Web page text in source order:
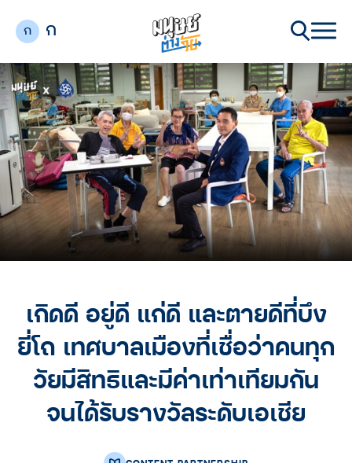
ก ก
เกิดดี อยู่ดี แก่ดี และตายดีที่บึง
ยี่โถ เทศบาลเมืองที่เชื่อว่าคนทุก
วัยมีสิทธิและมีค่าเท่าเทียมกัน
จนได้รับรางวัลระดับเอเชีย